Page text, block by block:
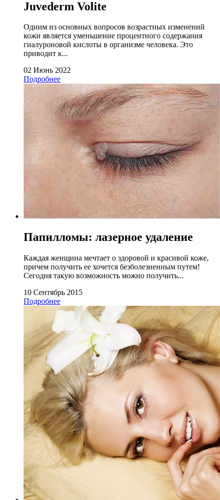
Juvederm Volite
Одним из основных вопросов возрастных изменений
кожи является уменьшение процентного содержания
гиалуроновой кислоты в организме человека. Это
приводит к...
02 Июнь 2022
Подробнее
Папилломы: лазерное удаление
Каждая женщина мечтает о здоровой и красивой коже,
причем получить ее хочется безболезненным путем!
Сегодня такую возможность можно получить...
10 Сентябрь 2015
Подробнее